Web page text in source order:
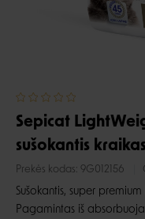
Sepicat
sušokantis
Prekės kodas: 9G012156
Sušokantis, super
Pagamintas iš